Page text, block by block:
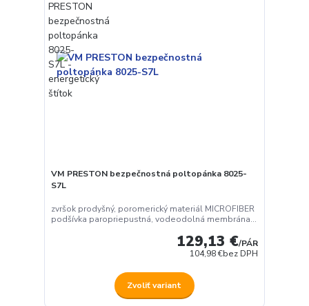
VM PRESTON bezpečnostná poltopánka 8025-
S7L
zvršok prodyšný, poromerický materiál MICROFIBER
podšívka paropriepustná, vodeodolná membrána...
129,13 €/PÁR
104,98 €bez DPH
Zvoliť variant